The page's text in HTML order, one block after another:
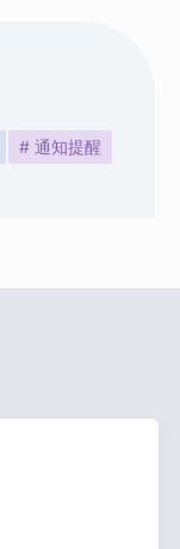
# 通知提醒